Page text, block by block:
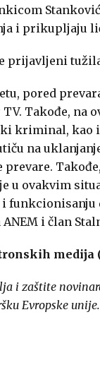
i prikupljaju
prijavljeni
pored
Takođe, na
kriminal, kao
na
u ovakvim
i član
medija
i zaštite
Evropske unije.